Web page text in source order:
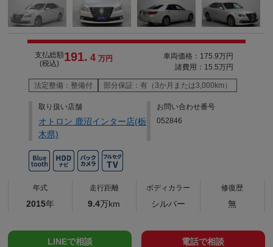
支払総額
(税込)
191. 4 万円
車両価格：175.9万円
諸費用：15.5万円
法定整備：整備付 部分保証：有（3か月または3,000km）
取り扱い店舗
オトロン 鹿沼インター店(栃
木県)
お問い合わせ番号
052846
年式
2015年
走行距離
9.4万km
ボディカラー
シルバー
修復歴
無
LINEで相談 電話で相談